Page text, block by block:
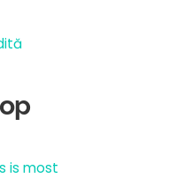
is most